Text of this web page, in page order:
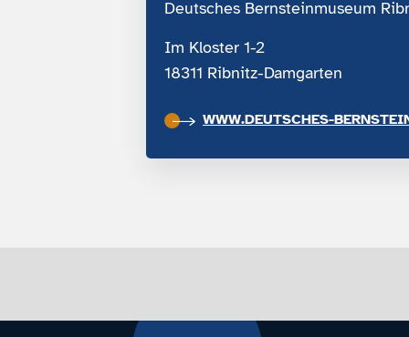
Deutsches Bernsteinmuseum
Im Kloster 1-2
18311 Ribnitz-Damgarten
WWW.DEUTSCHES-